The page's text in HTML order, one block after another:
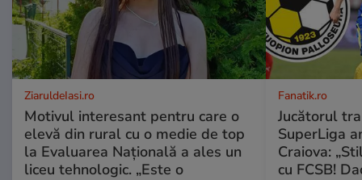
ZiaruldeIasi.ro
Motivul interesant pentru care o
elevă din rural cu o medie de top
la Evaluarea Națională a ales un
liceu tehnologic. „Este o
Fanatik.ro
Jucătorul
SuperLiga
Craiova:
cu FCSB!